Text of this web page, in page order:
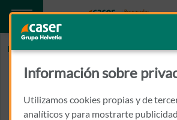
Inicio HEPATO GASTROENTEROLOGIA
HEPATO
SACRISTAN
Información sobre
Utilizamos cookies propias y de
analíticos y para mostrarte